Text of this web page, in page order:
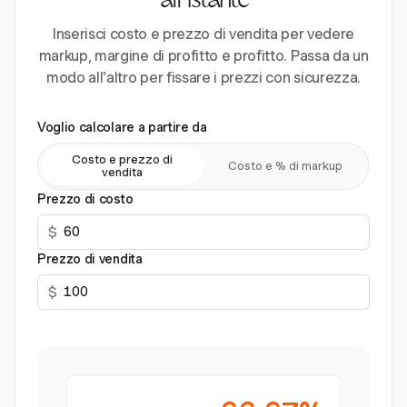
Inserisci costo e prezzo di vendita per vedere
markup, margine di profitto e profitto. Passa da un
modo all'altro per fissare i prezzi con sicurezza.
Voglio calcolare a partire da
Costo e prezzo di
vendita
Costo e % di markup
Prezzo di costo
$
Prezzo di vendita
$